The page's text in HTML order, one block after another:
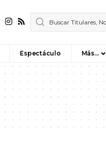
Espectáculo Más…